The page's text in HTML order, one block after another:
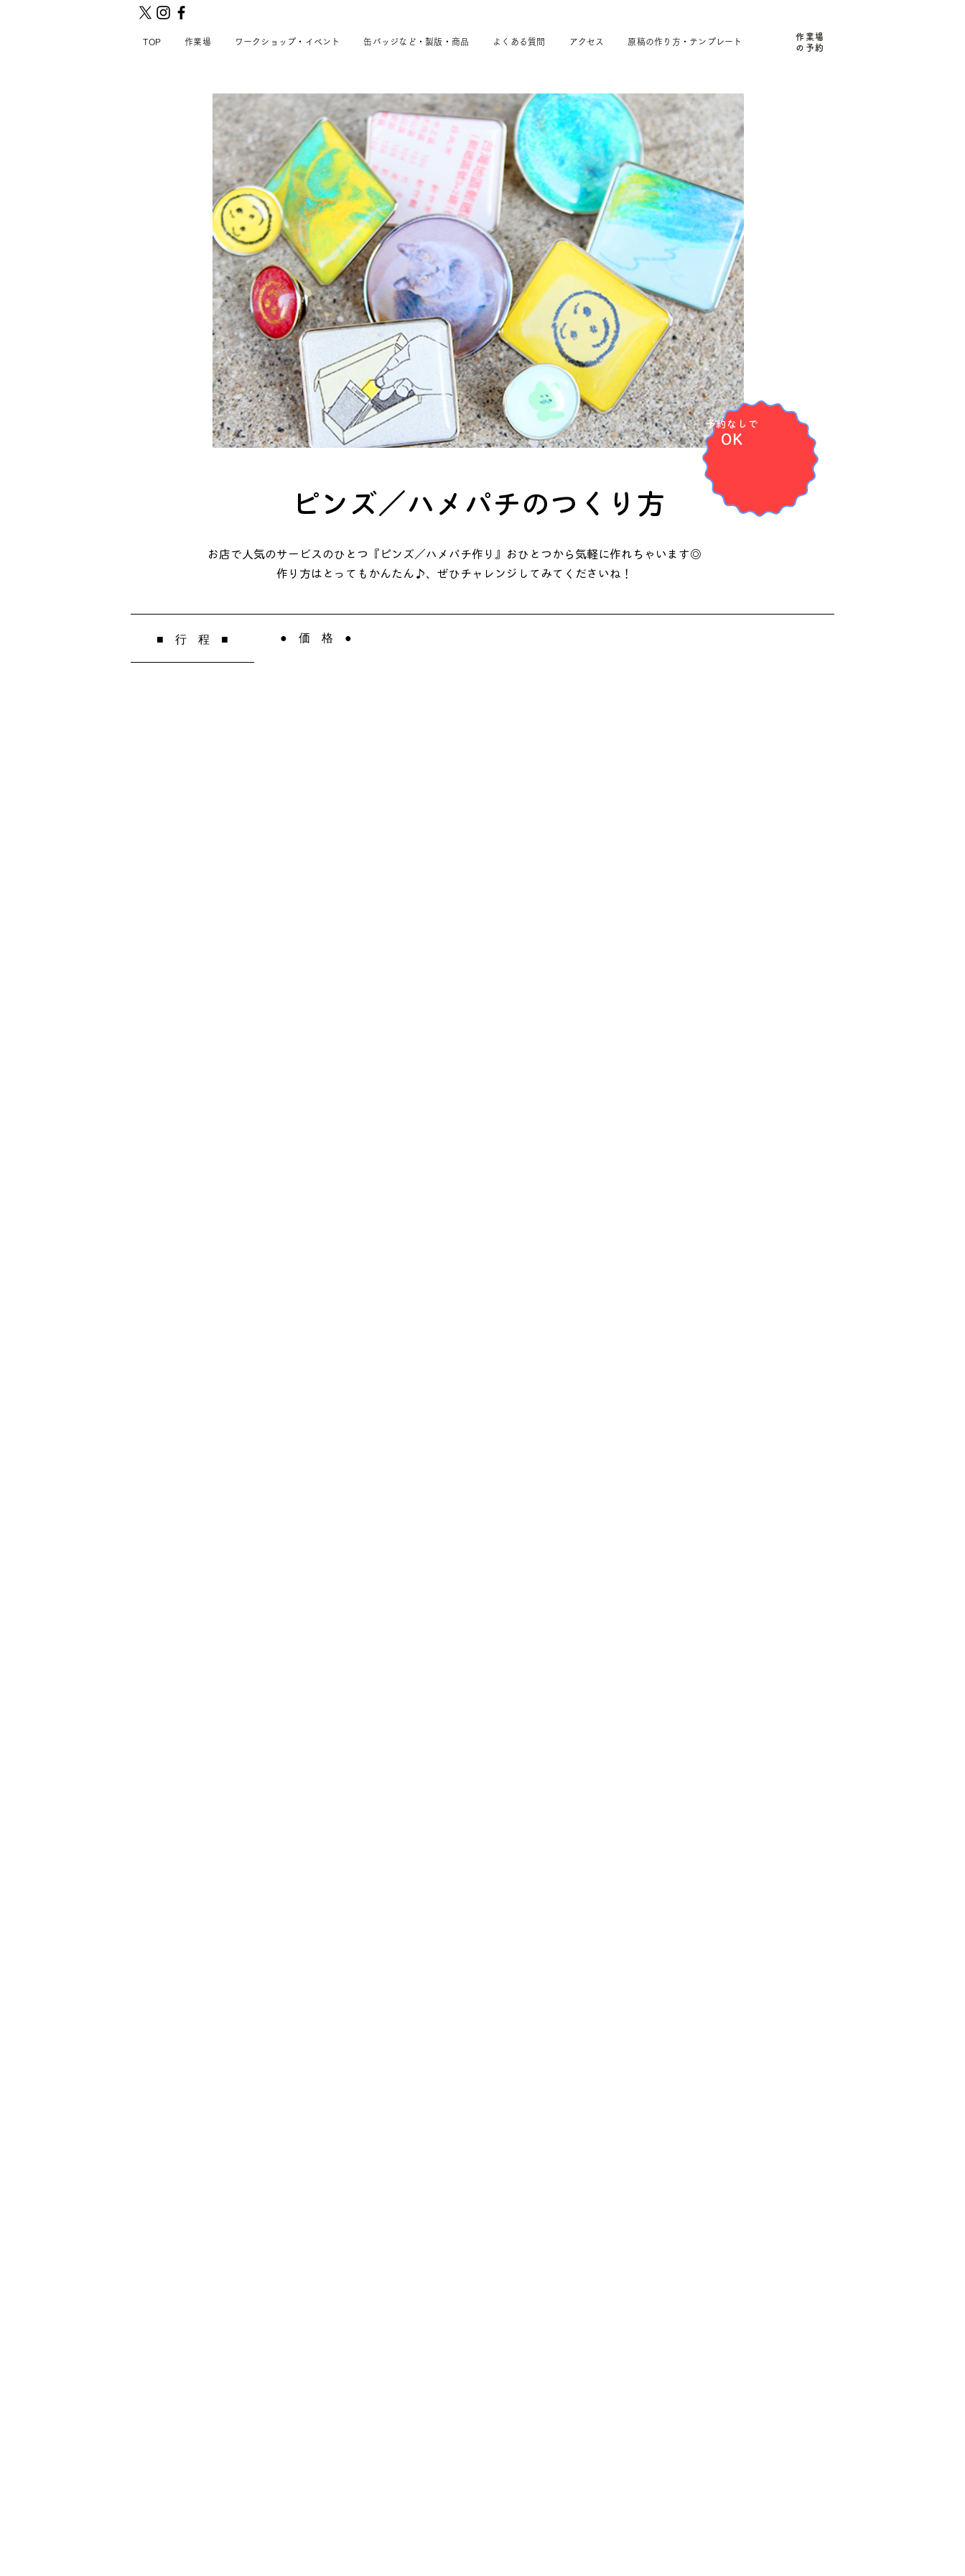
TOP 作業場 ワークショップ・イベント 缶バッジなど・製版・商品 よくある質問 アクセス 原稿の作り方・テンプレート
作業場
の予約
​予約なしで
OK
ピンズ／ハメパチのつくり方
お店で人気のサービスのひとつ『ピンズ／ハメパチ作り』おひとつから気軽に作れちゃいます◎
作り方はとってもかんたん♪、ぜひチャレンジしてみてくださいね！
■ 行 程 ■ ● 価 格 ●